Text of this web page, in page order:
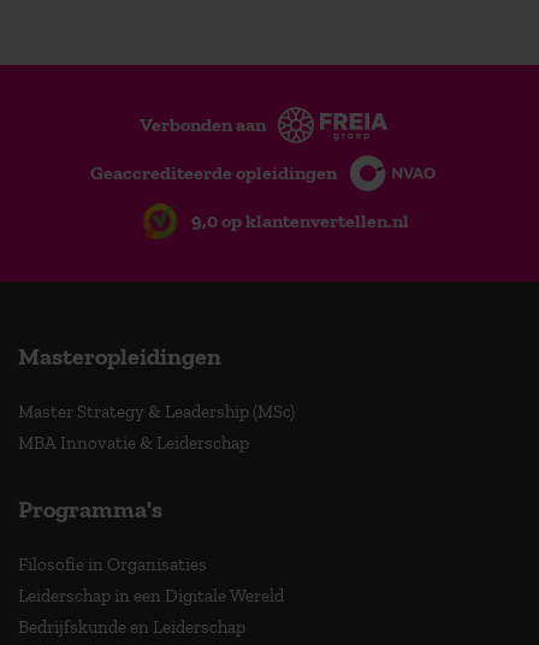
Verbonden aan
Geaccrediteerde opleidingen
9,0 op klantenvertellen.nl
Masteropleidingen
Master Strategy & Leadership (MSc)
MBA Innovatie & Leiderschap
Programma's
Filosofie in Organisaties
Leiderschap in een Digitale Wereld
Bedrijfskunde en Leiderschap